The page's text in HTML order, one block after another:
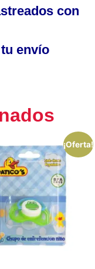
con
envío
¡Oferta!